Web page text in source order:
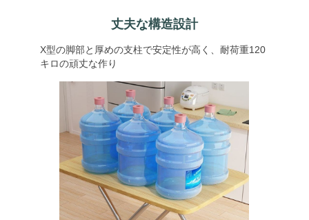
丈夫な構造設計
X型の脚部と厚めの支柱で安定性が高く、耐荷重120
キロの頑丈な作り